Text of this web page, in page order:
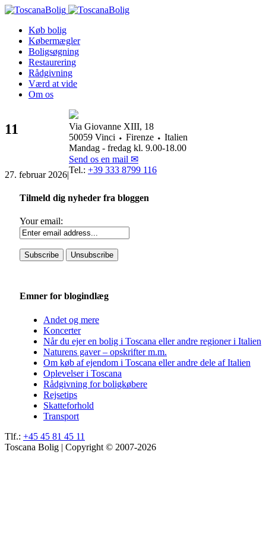
Køb bolig
Købermægler
Boligsøgning
Restaurering
Rådgivning
Værd at vide
Om os
11
27. februar 2026|
Tilmeld dig nyheder fra bloggen
Your email:
Emner for blogindlæg
Andet og mere
Koncerter
Når du ejer en bolig i Toscana eller andre regioner i Italien
Naturens gaver – opskrifter m.m.
Om køb af ejendom i Toscana eller andre dele af Italien
Oplevelser i Toscana
Rådgivning for boligkøbere
Rejsetips
Skatteforhold
Transport
Via Giovanne XIII, 18
50059 Vinci ⬩ Firenze ⬩ Italien
Mandag - fredag kl. 9.00-18.00
Send os en mail ✉
Tel.: +39 333 8799 116
Tlf.: +45 45 81 45 11
Toscana Bolig | Copyright © 2007-2026